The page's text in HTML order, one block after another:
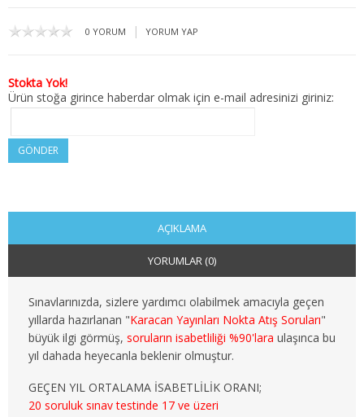
1. SINIF 1. YARIYIL KAMU
1. SINIF 2. YARIYIL KAMU
2. SINIF 4. YARIYIL KAMU
3. SINIF 6. YARIYIL KAMU
4. SINIF 7. YARIYIL KAMU
4. SINIF 8. YARIYIL KAMU
MALİYE
1. SINIF 2. YARIYIL MALİYE
0 YORUM | YORUM YAP
Stokta Yok!
Ürün stoğa girince haberdar olmak için e-mail adresinizi giriniz:
GÖNDER
AÇIKLAMA
YORUMLAR (0)
Sınavlarınızda, sizlere yardımcı olabilmek amacıyla geçen
yıllarda hazırlanan "Karacan Yayınları Nokta Atış Soruları"
büyük ilgi görmüş, soruların isabetliliği %90'lara ulaşınca bu
yıl dahada heyecanla beklenir olmuştur.
GEÇEN YIL ORTALAMA İSABETLİLİK ORANI;
20 soruluk sınav testinde 17 ve üzeri